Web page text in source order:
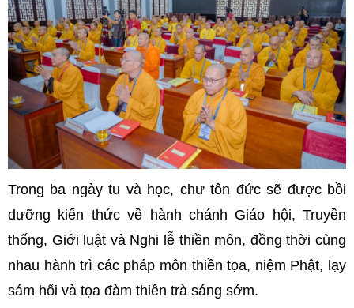
Trong ba ngày tu và học, chư tôn đức sẽ được bồi
dưỡng kiến thức về hành chánh Giáo hội, Truyền
thống, Giới luật và Nghi lễ thiền môn, đồng thời cùng
nhau hành trì các pháp môn thiền tọa, niệm Phật, lạy
sám hối và tọa đàm thiền trà sáng sớm.